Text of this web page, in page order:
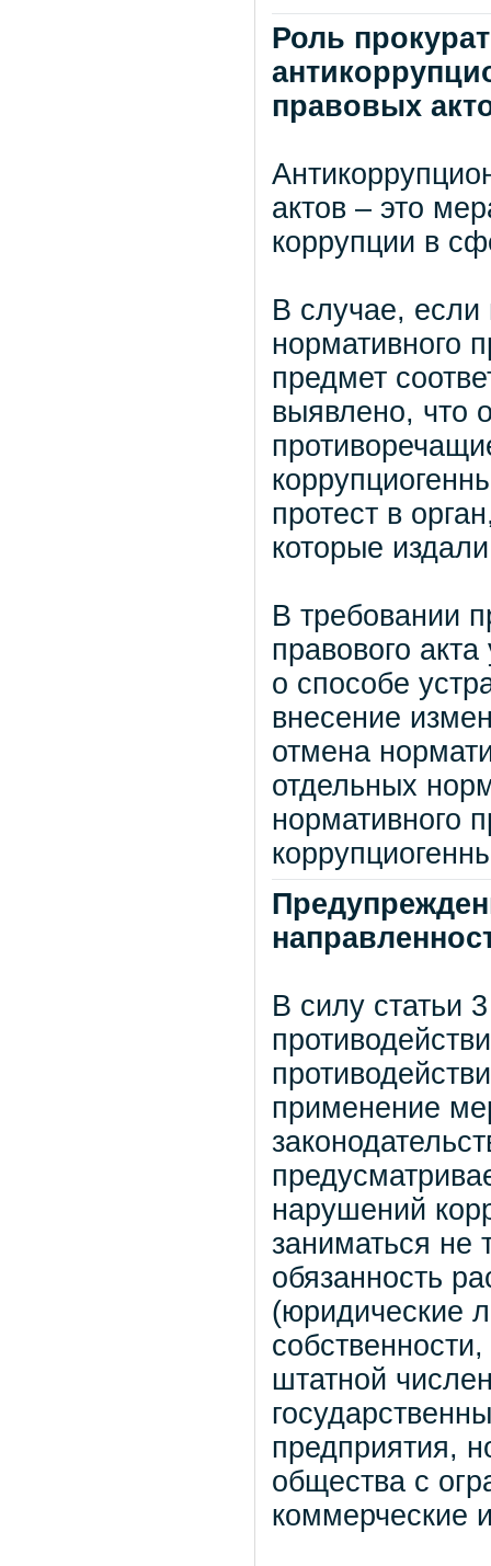
Роль
правовых
актов – это
коррупции в
В случае, если
нормативного
предмет
выявлено, что
протест в
которые
В требовании
правового
о способе
внесение
отмена
отдельных
нормативного
В силу статьи
применение
нарушений
заниматься не
обязанность
(юридические
штатной
предприятия,
общества с
коммерческие